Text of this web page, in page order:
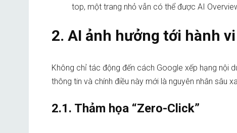
top, một trang nhỏ vẫn có thể được AI
2. AI ảnh hưởng tới hành
Không chỉ tác động đến cách Google xếp hạng nội
thông tin và chính điều này mới là nguyên nhân sâu
2.1. Thảm họa “Zero-Click”